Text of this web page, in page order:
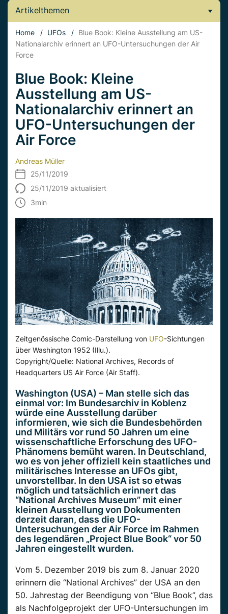
Artikelthemen
Home / UFOs / Blue Book: Kleine Ausstellung am US-
Nationalarchiv erinnert an UFO-Untersuchungen der Air
Force
Blue Book: Kleine
Ausstellung am US-
Nationalarchiv erinnert an
UFO-Untersuchungen der
Air Force
Andreas Müller
25/11/2019
25/11/2019 aktualisiert
3min
Zeitgenössische Comic-Darstellung von UFO-Sichtungen
über Washington 1952 (Illu.).
Copyright/Quelle: National Archives, Records of
Headquarters US Air Force (Air Staff).
Washington (USA) – Man stelle sich das
einmal vor: Im Bundesarchiv in Koblenz
würde eine Ausstellung darüber
informieren, wie sich die Bundesbehörden
und Militärs vor rund 50 Jahren um eine
wissenschaftliche Erforschung des UFO-
Phänomens bemüht waren. In Deutschland,
wo es von jeher offiziell kein staatliches und
militärisches Interesse an UFOs gibt,
unvorstellbar. In den USA ist so etwas
möglich und tatsächlich erinnert das
“National Archives Museum” mit einer
kleinen Ausstellung von Dokumenten
derzeit daran, dass die UFO-
Untersuchungen der Air Force im Rahmen
des legendären „Project Blue Book“ vor 50
Jahren eingestellt wurden.
Vom 5. Dezember 2019 bis zum 8. Januar 2020
erinnern die “National Archives” der USA an den
50. Jahrestag der Beendigung von “Blue Book”, das
als Nachfolgeprojekt der UFO-Untersuchungen im